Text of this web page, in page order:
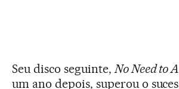
Seu disco seguinte,No Need to
um ano depois, superou o